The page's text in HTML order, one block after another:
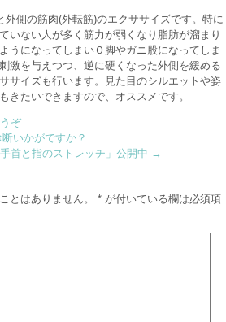
外側の筋肉(外転筋)のエクササイズです。特に
いない人が多く筋力が弱くなり脂肪が溜まり
うになってしまいＯ脚やガニ股になってしま
激を与えつつ、逆に硬くなった外側を緩める
サイズも行います。見た目のシルエットや姿
きたいできますので、オススメです。
ぞ
いかがですか？
首と指のストレッチ」公開中 →
とはありません。 * が付いている欄は必須項